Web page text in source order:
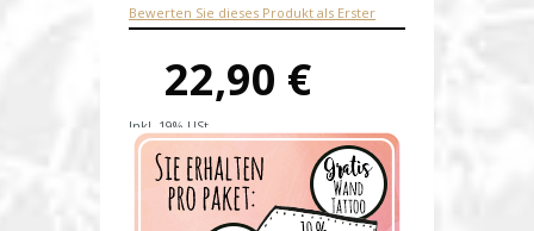
Bewerten Sie dieses Produkt als Erster
22,90 €
Inkl. 19% USt.
Versandkosten
Produktnummer:tb051-E
Verfügbarkeit:Auf Lager
Lieferzeit: 1-2 Werktage